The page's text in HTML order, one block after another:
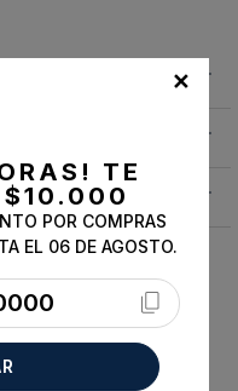
✕
TE
$10.000
POR COMPRAS
EL 06 DE AGOSTO.